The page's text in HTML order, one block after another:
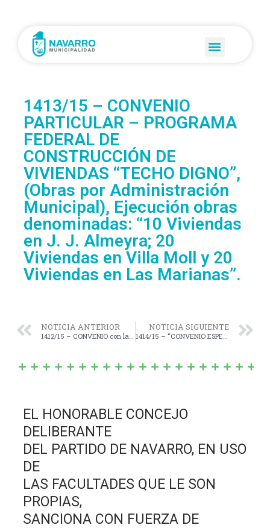
1413/15 – CONVENIO
PARTICULAR – PROGRAMA
FEDERAL DE
CONSTRUCCIÓN DE
VIVIENDAS “TECHO DIGNO”,
(Obras por Administración
Municipal), Ejecución obras
denominadas: “10 Viviendas
en J. J. Almeyra; 20
Viviendas en Villa Moll y 20
Viviendas en Las Marianas”.
NOTICIA ANTERIOR
1412/15 – CONVENIO con la Dirección Nacional de Vialidad Nacional, para la realización de la obra denominada: “Mejoramiento de Calles Periurbanas y Caminos de la Red Municipal (Calzada Natural) Longitud total 15 Km. en Jurisdicción del Municipio de Navarro, Provincia de Buenos Aires”.
NOTICIA SIGUIENTE
1414/15 – “CONVENIO ESPECÍFICO DE CONFORMACIÓN y COOPERACIÓN”, y el “PROTOCOLO ADICIONAL DE DIFUSIÓN; EL PROTOCOLO ADICIONAL DE RECLUTAMIENTO; EL PROTOCOLO ADICIONAL DE FORMACIÓN; Y EL PROTOCOLO ADICIONAL DE IMPLEMENTACIÓN”, Adhesión al régimen de Policía de Prevención Local.
EL HONORABLE CONCEJO
DELIBERANTE
DEL PARTIDO DE NAVARRO, EN USO
DE
LAS FACULTADES QUE LE SON
PROPIAS,
SANCIONA CON FUERZA DE